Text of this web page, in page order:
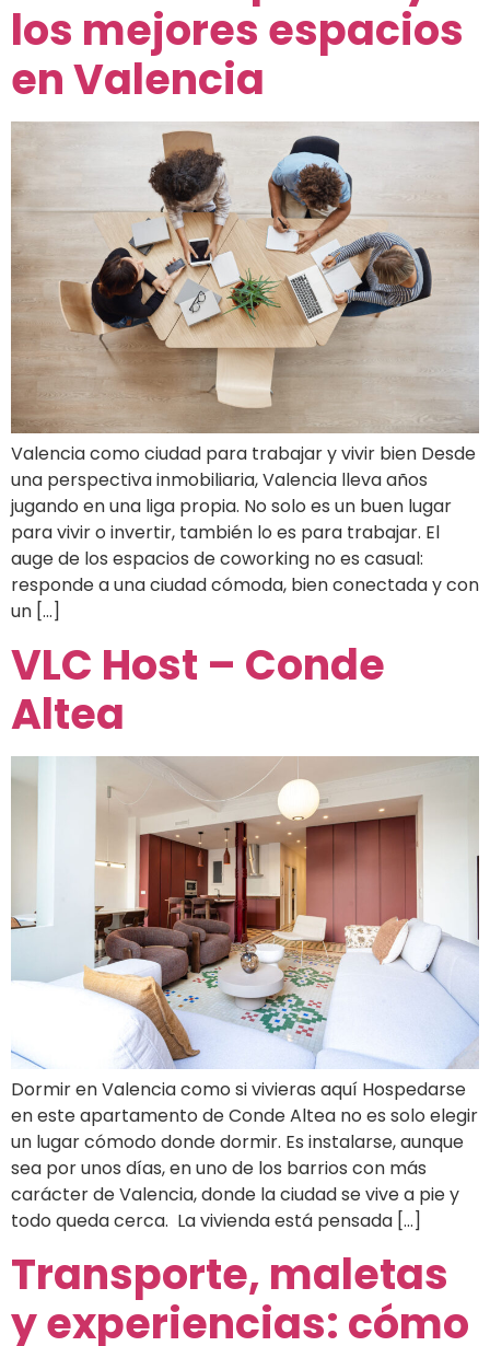
los mejores espacios
en Valencia
Valencia como ciudad para trabajar y vivir bien Desde
una perspectiva inmobiliaria, Valencia lleva años
jugando en una liga propia. No solo es un buen lugar
para vivir o invertir, también lo es para trabajar. El
auge de los espacios de coworking no es casual:
responde a una ciudad cómoda, bien conectada y con
un […]
VLC Host – Conde
Altea
Dormir en Valencia como si vivieras aquí Hospedarse
en este apartamento de Conde Altea no es solo elegir
un lugar cómodo donde dormir. Es instalarse, aunque
sea por unos días, en uno de los barrios con más
carácter de Valencia, donde la ciudad se vive a pie y
todo queda cerca. La vivienda está pensada […]
Transporte, maletas
y experiencias: cómo